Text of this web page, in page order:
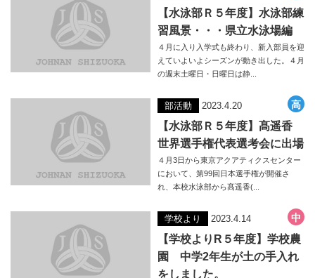
【水泳部Ｒ５年度】水泳部練
習風景・・・県立水泳場編
４月に入り入学式も終わり、新入部員を迎
えていよいよシーズンが動き出した。４月
の週末土曜日・日曜日は静...
部活動 2023.4.20
【水泳部Ｒ５年度】髙遥香
世界選手権代表選考会に出場
４月3日から東京アクアティクスセンター
において、第99回日本選手権が開催さ
れ、本校水泳部から髙遥香(...
学校より 2023.4.14
【学校よりR５年度】学校農
園 中学2年生が土の手入れ
をしました。